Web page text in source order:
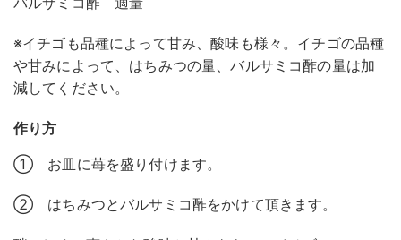
※イチゴも品種によって甘み、酸味も様々。イチゴの品種
や甘みによって、はちみつの量、バルサミコ酢の量は加
減してください。
作り方
① お皿に苺を盛り付けます。
② はちみつとバルサミコ酢をかけて頂きます。